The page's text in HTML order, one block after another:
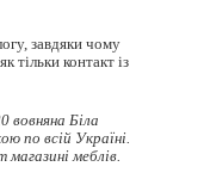
завдяки чому
тільки контакт із
вовняна Біла
по всій Україні.
магазині меблів.